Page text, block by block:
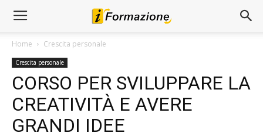
Home Crescita personale
Crescita personale
CORSO PER SVILUPPARE LA
CREATIVITÀ E AVERE
GRANDI IDEE